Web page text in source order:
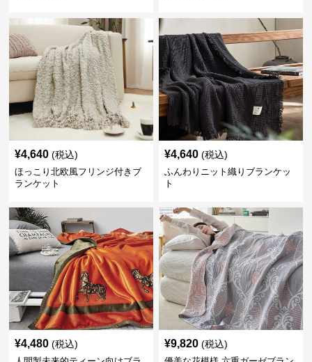
¥4,640 (税込)
ほっこり北欧風フリンジ付きブ
ランケット
¥4,640 (税込)
ふんわりニット織りブランケッ
ト
¥4,480 (税込) ¥9,820 (税込)